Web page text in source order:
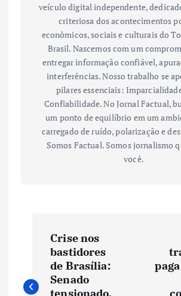
veículo digital independente,
criteriosa dos acontecimentos
econômicos, sociais e culturais do
Brasil. Nascemos com um
entregar informação confiável,
interferências. Nosso trabalho se
pilares essenciais:
Confiabilidade. No Jornal Factual,
um ponto de equilíbrio em um
carregado de ruído, polarização e
Somos Factual. Somos jornalismo
você.
v
Crise nos
bastidores
de Brasília:
Senado
tensionado,